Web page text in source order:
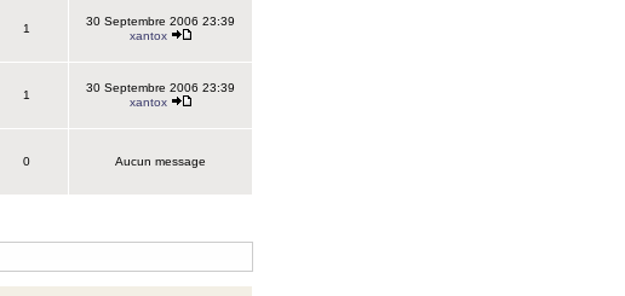
1
30 Septembre 2006 23:39
xantox
1
30 Septembre 2006 23:39
xantox
0 Aucun message